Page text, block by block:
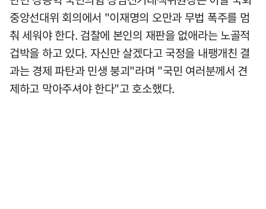
중앙선대위 회의에서 "이재명의 오만과 무법 폭주를 멈
춰 세워야 한다. 검찰에 본인의 재판을 없애라는 노골적
겁박을 하고 있다. 자신만 살겠다고 국정을 내팽개친 결
과는 경제 파탄과 민생 붕괴"라며 "국민 여러분께서 견
제하고 막아주셔야 한다"고 호소했다.